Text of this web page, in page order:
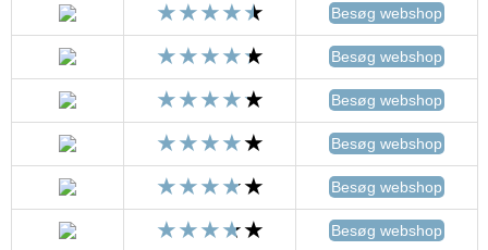
Besøg webshop
Besøg webshop
Besøg webshop
Besøg webshop
Besøg webshop
Besøg webshop